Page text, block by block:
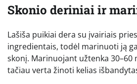
Skonio deriniai ir
Lašiša puikiai dera su įvairiais
ingredientais, todėl marinuoti ją
skonį. Marinuojant užtenka 30–60
tačiau verta žinoti kelias